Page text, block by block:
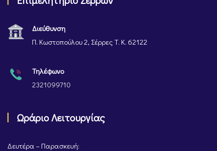
Διεύθυνση
Π. Κωστοπούλου 2, Σέρρες Τ. Κ. 62122
Τηλέφωνο
2321099710
Ωράριο Λειτουργίας
Δευτέρα – Παρασκευή: